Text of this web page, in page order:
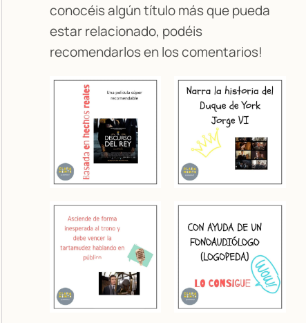
conocéis algún título más que pueda
estar relacionado, podéis
recomendarlos en los comentarios!